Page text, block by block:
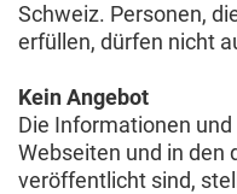
Schweiz. Personen,
erfüllen, dürfen nicht
Kein Angebot
Die Informationen
Webseiten und in den
veröffentlicht sind,